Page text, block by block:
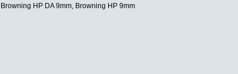
Browning HP DA 9mm, Browning HP 9mm